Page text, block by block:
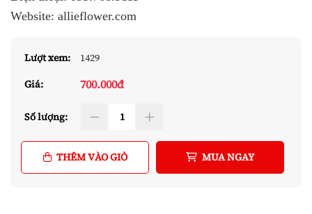
Website: allieflower.com
Lượt xem:
1429
Giá:
700.000đ
Số lượng:
THÊM VÀO GIỎ MUA NGAY